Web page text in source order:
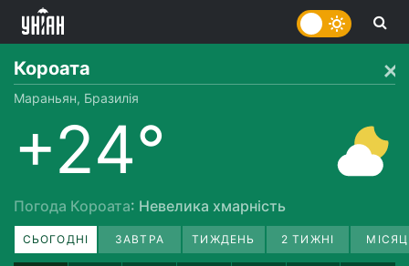
Короата
Мараньян, Бразилія
+24°
Погода Короата: Невелика хмарність
СЬОГОДНІ ЗАВТРА ТИЖДЕНЬ 2 ТИЖНІ